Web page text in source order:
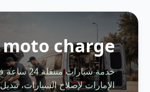
moto charge
خدمة سيارات
الإمارات لإصلاح السيارات،